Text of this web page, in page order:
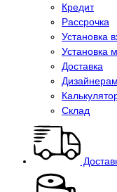
Кредит
Рассрочка
Установка
Установка
Доставка
Дизайнерам
Склад